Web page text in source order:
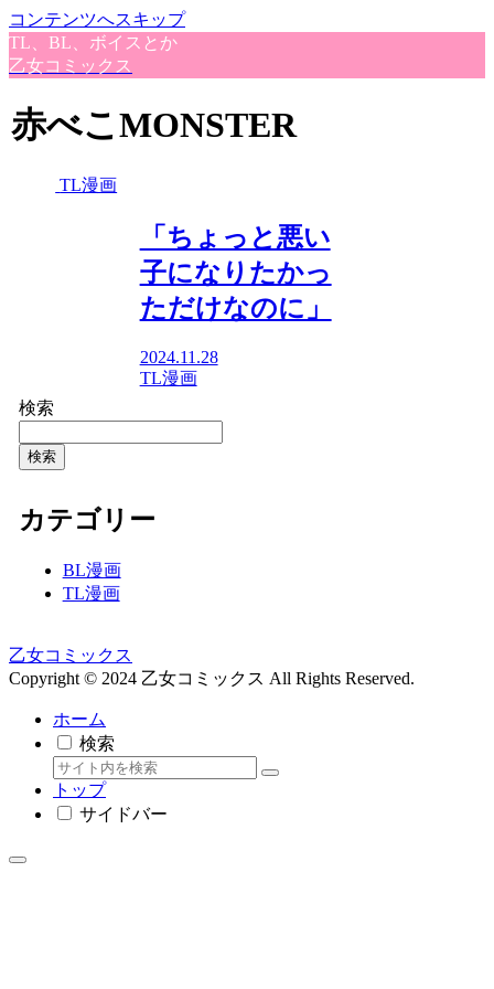
コンテンツへスキップ
TL、BL、ボイスとか
乙女コミックス
赤べこMONSTER
TL漫画
「ちょっと悪い
子になりたかっ
ただけなのに」
2024.11.28
TL漫画
検索
検索
カテゴリー
BL漫画
TL漫画
乙女コミックス
Copyright © 2024 乙女コミックス All Rights Reserved.
ホーム
検索
トップ
サイドバー